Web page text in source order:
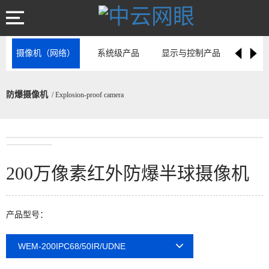
摄像机（网络） 系统级产品 显示与控制产品 专用型
防爆摄像机/ Explosion-proof camera
200万像素红外防爆半球摄像机
产品型号：
WEM-200IPC68/50IR/UDNE